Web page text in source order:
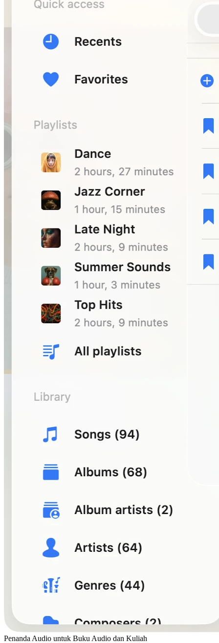
Penanda Audio untuk Buku Audio dan Kuliah